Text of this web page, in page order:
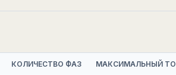
КОЛИЧЕСТВО ФАЗ МАКСИМАЛЬНЫЙ